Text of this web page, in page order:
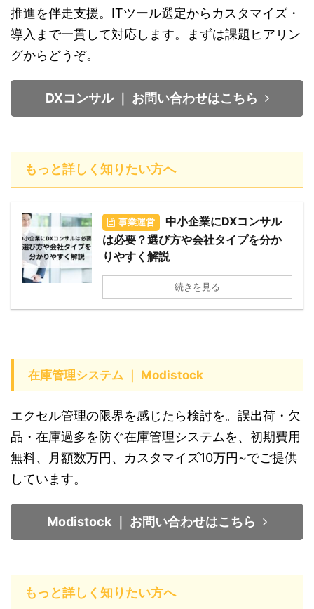
推進を伴走支援。ITツール選定からカスタマイズ・
導入まで一貫して対応します。まずは課題ヒアリン
グからどうぞ。
DXコンサル ｜ お問い合わせはこちら
もっと詳しく知りたい方へ
事業運営
中小企業にDXコンサル
は必要？選び方や会社タイプを分か
りやすく解説
続きを見る
在庫管理システム ｜ Modistock
エクセル管理の限界を感じたら検討を。誤出荷・欠
品・在庫過多を防ぐ在庫管理システムを、初期費用
無料、月額数万円、カスタマイズ10万円~でご提供
しています。
Modistock ｜ お問い合わせはこちら
もっと詳しく知りたい方へ